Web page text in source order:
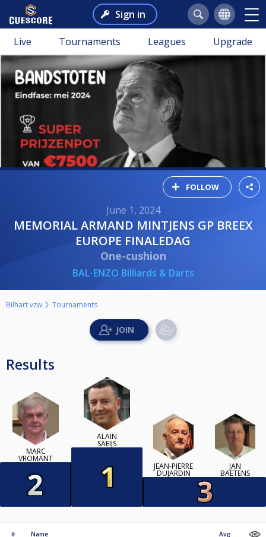
Sign in
Live Tournaments Leagues Upgrade
FOLLOW
June 1, 2024
MEMORIAL ARMAND MINTJENS GP BREEX
EUROPE FINALEDAG
One-cushion
BAL-ENZO Billiards & Darts
Bilhart vzw Tournaments
Results
MARC
VROMANT
ALAIN
SAEIJS
JEAN-PIERRE
DUJARDIN
JAN
BAETENS
# Name Avg